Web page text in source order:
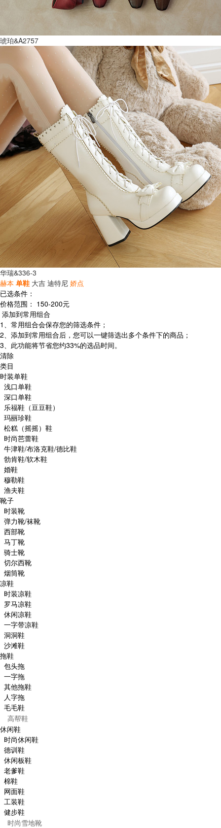
琥珀&A2757
华瑞&336-3
赫本 单鞋 大吉 迪特尼 娇点
已选条件：
价格范围： 150-200元
添加到常用组合
1、常用组合会保存您的筛选条件；
2、添加到常用组合后，您可以一键筛选出多个条件下的商品；
3、此功能将节省您约33%的选品时间。
清除
类目
时装单鞋
浅口单鞋
深口单鞋
乐福鞋（豆豆鞋）
玛丽珍鞋
松糕（摇摇）鞋
时尚芭蕾鞋
牛津鞋/布洛克鞋/德比鞋
勃肯鞋/软木鞋
婚鞋
穆勒鞋
渔夫鞋
靴子
时装靴
弹力靴/袜靴
西部靴
马丁靴
骑士靴
切尔西靴
烟筒靴
凉鞋
时装凉鞋
罗马凉鞋
休闲凉鞋
一字带凉鞋
洞洞鞋
沙滩鞋
拖鞋
包头拖
一字拖
其他拖鞋
人字拖
毛毛鞋
高帮鞋
休闲鞋
时尚休闲鞋
德训鞋
休闲板鞋
老爹鞋
棉鞋
网面鞋
工装鞋
健步鞋
时尚雪地靴